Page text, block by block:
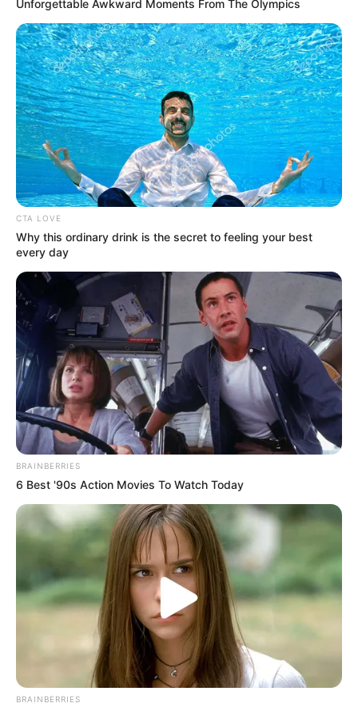
Unforgettable Awkward Moments From The Olympics
CTA LOVE
Why this ordinary drink is the secret to feeling your best
every day
BRAINBERRIES
6 Best '90s Action Movies To Watch Today
BRAINBERRIES